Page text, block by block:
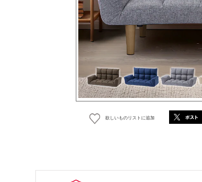
欲しいものリストに追加